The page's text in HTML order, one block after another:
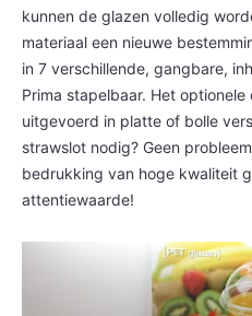
kunnen de glazen volledig
materiaal een nieuwe
in 7 verschillende, gangbare,
Prima stapelbaar. Het
uitgevoerd in platte of bolle
strawslot nodig? Geen
bedrukking van hoge kwaliteit
attentiewaarde!